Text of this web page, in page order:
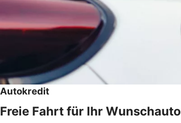
Autokredit
Freie Fahrt für Ihr Wunschauto